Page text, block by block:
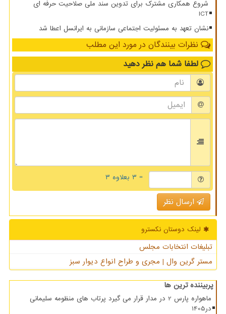
شروع همکاری مشترک برای تدوین سند ملی صلاحیت حرفه ای
ICT
نشان تعهد به مسئولیت اجتماعی سازمانی به ایرانسل اعطا شد
نظرات بینندگان در مورد این مطلب
لطفا شما هم نظر دهید
= ۳ بعلاوه ۳
ارسال نظر
لینک دوستان نكسترو
تبلیغات انتخابات مجلس
مستر گرین وال | مجری و طراح انواع دیوار سبز
پربیننده ترین ها
ماهواره پارس 2 در مدار قرار می گیرد پرتاب های منظومه سلیمانی
در1405